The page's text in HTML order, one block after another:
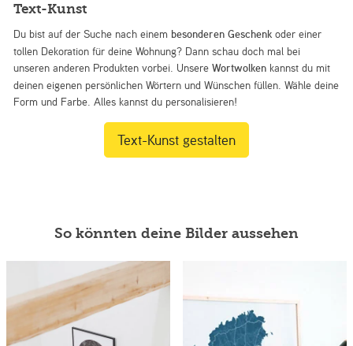
Text-Kunst
Du bist auf der Suche nach einem besonderen Geschenk oder einer
tollen Dekoration für deine Wohnung? Dann schau doch mal bei
unseren anderen Produkten vorbei. UnsereWortwolken kannst du mit
deinen eigenen persönlichen Wörtern und Wünschen füllen. Wähle deine
Form und Farbe. Alles kannst du personalisieren!
Text-Kunst gestalten
So könnten deine Bilder aussehen